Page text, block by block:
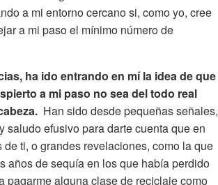
a mi entorno cercano si, como yo, cree
a mi paso el mínimo número de
ha ido entrando en mí la idea de que
a mi paso no sea del todo real
Han sido desde pequeñas señales,
efusivo para darte cuenta que en
ti, o grandes revelaciones, como la que
años de sequía en los que había perdido
pagarme alguna clase de reciclaje como